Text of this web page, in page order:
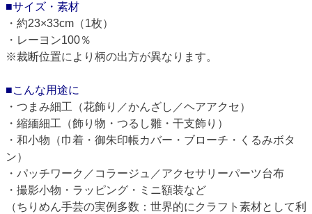
■サイズ・素材
・約23×33cm（1枚）
・レーヨン100％
※裁断位置により柄の出方が異なります。
■こんな用途に
・つまみ細工（花飾り／かんざし／ヘアアクセ）
・縮緬細工（飾り物・つるし雛・干支飾り）
・和小物（巾着・御朱印帳カバー・ブローチ・くるみボタ
ン）
・パッチワーク／コラージュ／アクセサリーパーツ台布
・撮影小物・ラッピング・ミニ額装など
（ちりめん手芸の実例多数：世界的にクラフト素材として利